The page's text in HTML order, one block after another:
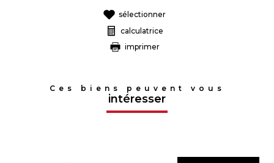
sélectionner
calculatrice
imprimer
Ces biens peuvent vous
intéresser